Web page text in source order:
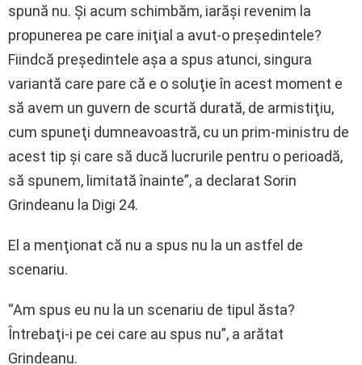
spună nu. Şi acum schimbăm, iarăşi revenim la
propunerea pe care iniţial a avut-o preşedintele?
Fiindcă preşedintele aşa a spus atunci, singura
variantă care pare că e o soluţie în acest moment e
să avem un guvern de scurtă durată, de armistiţiu,
cum spuneţi dumneavoastră, cu un prim-ministru de
acest tip şi care să ducă lucrurile pentru o perioadă,
să spunem, limitată înainte”, a declarat Sorin
Grindeanu la Digi 24.
El a menţionat că nu a spus nu la un astfel de
scenariu.
“Am spus eu nu la un scenariu de tipul ăsta?
Întrebaţi-i pe cei care au spus nu”, a arătat
Grindeanu.